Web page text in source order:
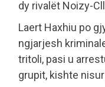
dy rivalët Noizy-
Laert Haxhiu po
ngjarjesh
tritoli, pasi u
grupit, kishte